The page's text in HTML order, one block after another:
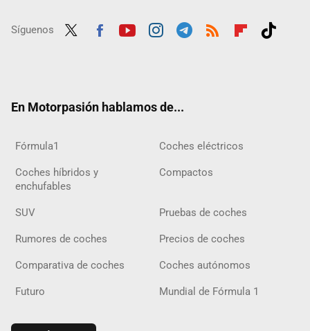
Síguenos
En Motorpasión hablamos de...
Fórmula1 Coches eléctricos
Coches híbridos y
enchufables
Compactos
SUV Pruebas de coches
Rumores de coches Precios de coches
Comparativa de coches Coches autónomos
Futuro Mundial de Fórmula 1